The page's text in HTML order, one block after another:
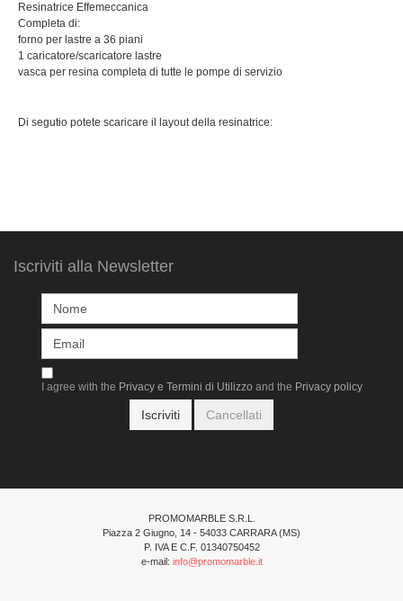
Resinatrice Effemeccanica
Completa di:
forno per lastre a 36 piani
1 caricatore/scaricatore lastre
vasca per resina completa di tutte le pompe di servizio
Di segutio potete scaricare il layout della resinatrice:
Iscriviti alla Newsletter
I agree with the Privacy e Termini di Utilizzo and the Privacy policy
PROMOMARBLE S.R.L.
Piazza 2 Giugno, 14 - 54033 CARRARA (MS)
P. IVA E C.F. 01340750452
e-mail: info@promomarble.it